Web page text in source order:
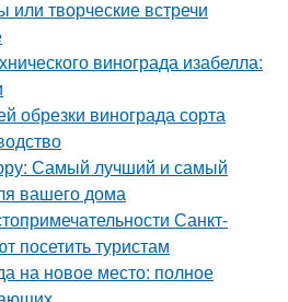
или творческие встречи
винограда изабелла:
обрезки винограда сорта
Самый лучший и самый
вашего дома
Санкт-
посетить туристам
на новое место: полное